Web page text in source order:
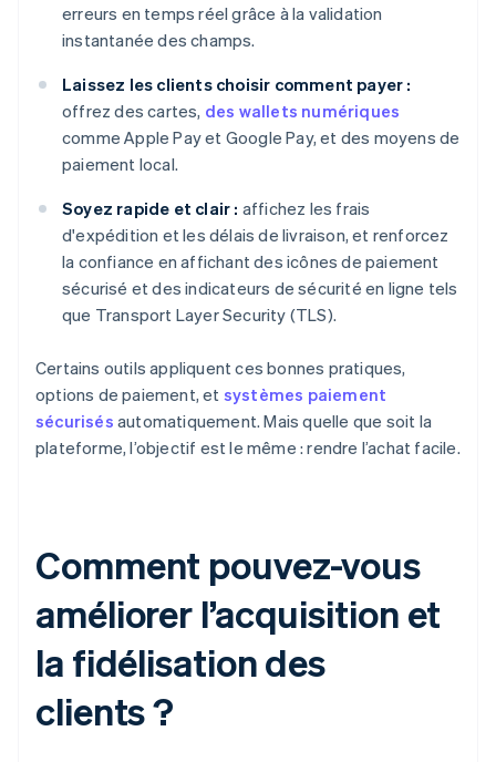
erreurs en temps réel grâce à la validation
instantanée des champs.
Laissez les clients choisir comment payer :
offrez des cartes, des wallets numériques
comme Apple Pay et Google Pay, et des moyens de
paiement local.
Soyez rapide et clair : affichez les frais
d'expédition et les délais de livraison, et renforcez
la confiance en affichant des icônes de paiement
sécurisé et des indicateurs de sécurité en ligne tels
que Transport Layer Security (TLS).
Certains outils appliquent ces bonnes pratiques,
options de paiement, et systèmes paiement
sécurisés automatiquement. Mais quelle que soit la
plateforme, l’objectif est le même : rendre l’achat facile.
Comment pouvez-vous
améliorer l’acquisition et
la fidélisation des
clients ?